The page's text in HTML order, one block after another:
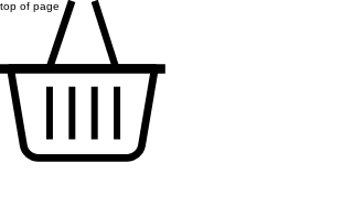
top of page